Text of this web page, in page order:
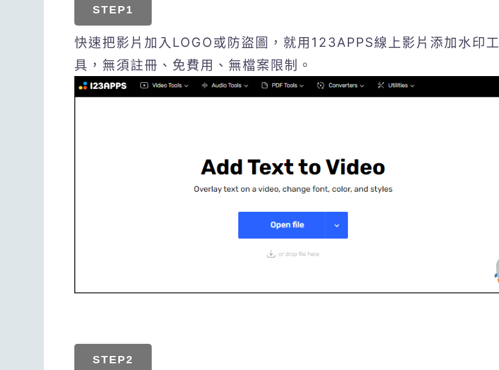
STEP1
快速把影片加入LOGO或防盜圖，就用123APPS線上影片添加水印工
具，無須註冊、免費用、無檔案限制。
STEP2